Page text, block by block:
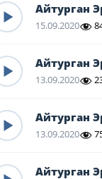
Айтурган
15.09.2020
Айтурган
13.09.2020
Айтурган
13.09.2020
Айтурган